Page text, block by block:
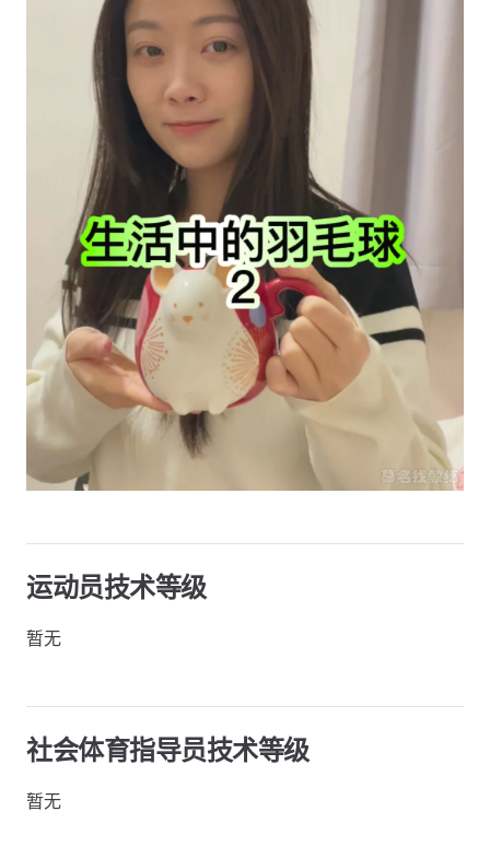
运动员技术等级
暂无
社会体育指导员技术等级
暂无